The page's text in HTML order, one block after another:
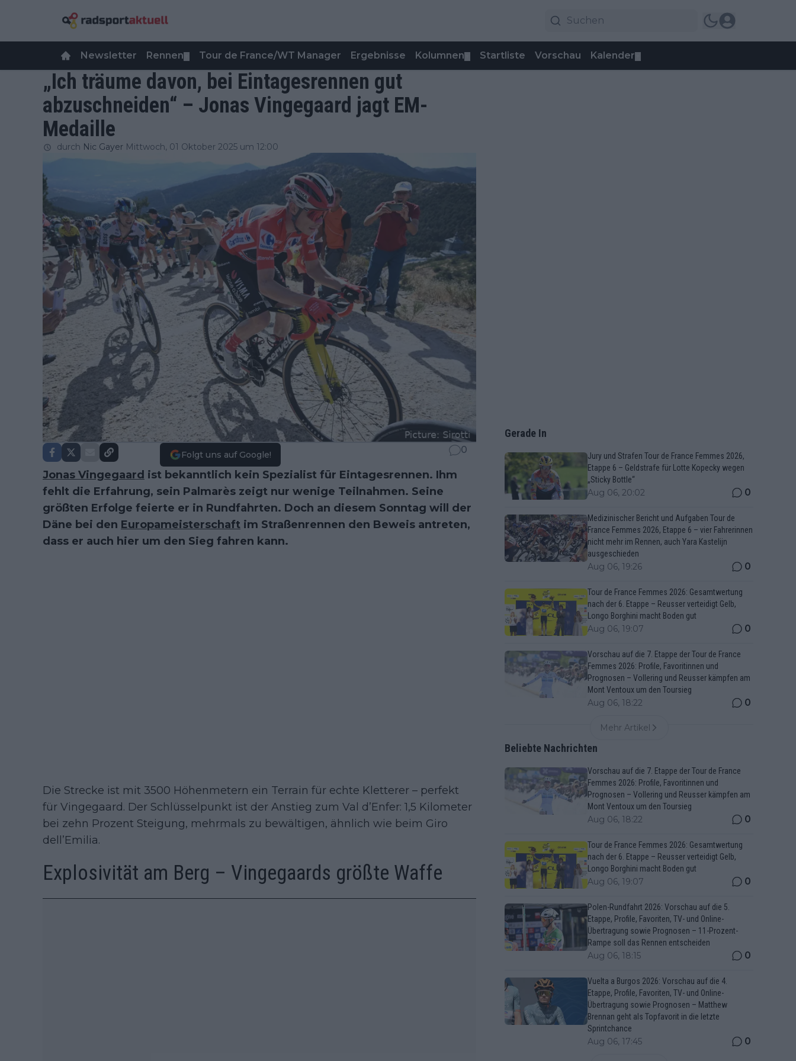
Newsletter Rennen Tour de France/WT Manager Ergebnisse Kolumnen Startliste Vorschau Kalender
„Ich träume davon, bei Eintagesrennen gut
abzuschneiden“ – Jonas Vingegaard jagt EM-
Medaille
durch Nic Gayer Mittwoch, 01 Oktober 2025 um 12:00
Folgt uns auf Google! 0
Jonas Vingegaard ist bekanntlich kein Spezialist für Eintagesrennen. Ihm
fehlt die Erfahrung, sein Palmarès zeigt nur wenige Teilnahmen. Seine
größten Erfolge feierte er in Rundfahrten. Doch an diesem Sonntag will der
Däne bei den Europameisterschaft im Straßenrennen den Beweis antreten,
dass er auch hier um den Sieg fahren kann.
Die Strecke ist mit 3500 Höhenmetern ein Terrain für echte Kletterer – perfekt
für Vingegaard. Der Schlüsselpunkt ist der Anstieg zum Val d’Enfer: 1,5 Kilometer
bei zehn Prozent Steigung, mehrmals zu bewältigen, ähnlich wie beim Giro
dell’Emilia.
Explosivität am Berg – Vingegaards größte Waffe
Gerade In
Jury und Strafen Tour de France Femmes 2026,
Etappe 6 – Geldstrafe für Lotte Kopecky wegen
„Sticky Bottle“
Aug 06, 20:02 0
Medizinischer Bericht und Aufgaben Tour de
France Femmes 2026, Etappe 6 – vier Fahrerinnen
nicht mehr im Rennen, auch Yara Kastelijn
ausgeschieden
Aug 06, 19:26 0
Tour de France Femmes 2026: Gesamtwertung
nach der 6. Etappe – Reusser verteidigt Gelb,
Longo Borghini macht Boden gut
Aug 06, 19:07 0
Vorschau auf die 7. Etappe der Tour de France
Femmes 2026: Profile, Favoritinnen und
Prognosen – Vollering und Reusser kämpfen am
Mont Ventoux um den Toursieg
Aug 06, 18:22 0
Mehr Artikel
Beliebte Nachrichten
Vorschau auf die 7. Etappe der Tour de France
Femmes 2026: Profile, Favoritinnen und
Prognosen – Vollering und Reusser kämpfen am
Mont Ventoux um den Toursieg
Aug 06, 18:22 0
Tour de France Femmes 2026: Gesamtwertung
nach der 6. Etappe – Reusser verteidigt Gelb,
Longo Borghini macht Boden gut
Aug 06, 19:07 0
Polen-Rundfahrt 2026: Vorschau auf die 5.
Etappe, Profile, Favoriten, TV- und Online-
Übertragung sowie Prognosen – 11-Prozent-
Rampe soll das Rennen entscheiden
Aug 06, 18:15 0
Vuelta a Burgos 2026: Vorschau auf die 4.
Etappe, Profile, Favoriten, TV- und Online-
Übertragung sowie Prognosen – Matthew
Brennan geht als Topfavorit in die letzte
Sprintchance
Aug 06, 17:45 0